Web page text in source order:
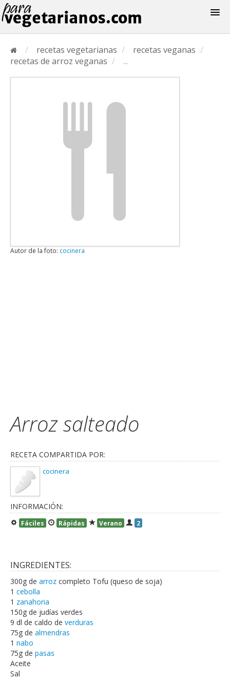
Menus
/ recetas vegetarianas / recetas veganas /
recetas de arroz veganas / ...
Autor de la foto: cocinera
Arroz salteado
RECETA COMPARTIDA POR:
cocinera
INFORMACIÓN:
Fáciles Rápidas Verano 2
INGREDIENTES:
300g de arroz completo Tofu (queso de soja)
1 cebolla
1 zanahoria
150g de judías verdes
9 dl de caldo de verduras
75g de almendras
1 nabo
75g de pasas
Aceite
Sal